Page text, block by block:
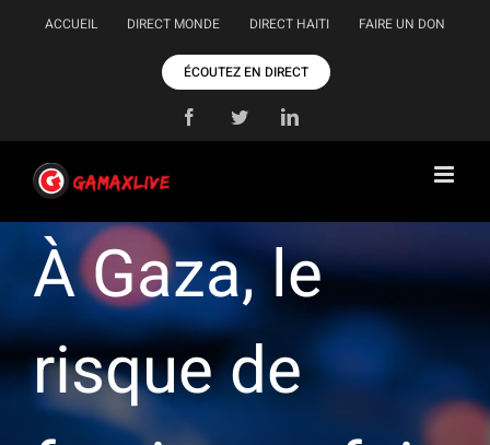
PasserACCUEIL DIRECT MONDE DIRECT HAITI FAIRE UN DON
ÉCOUTEZ EN DIRECT
FacebookTwitterLinkedIn
À Gaza, le
risque de